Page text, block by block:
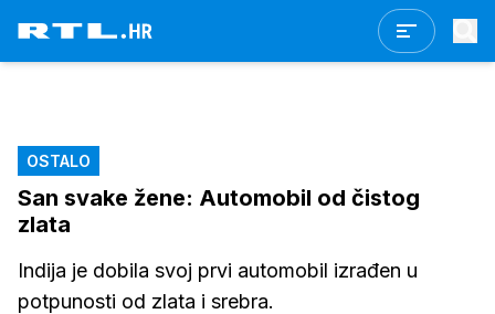
OSTALO
San svake žene: Automobil od čistog
zlata
Indija je dobila svoj prvi automobil izrađen u
potpunosti od zlata i srebra.